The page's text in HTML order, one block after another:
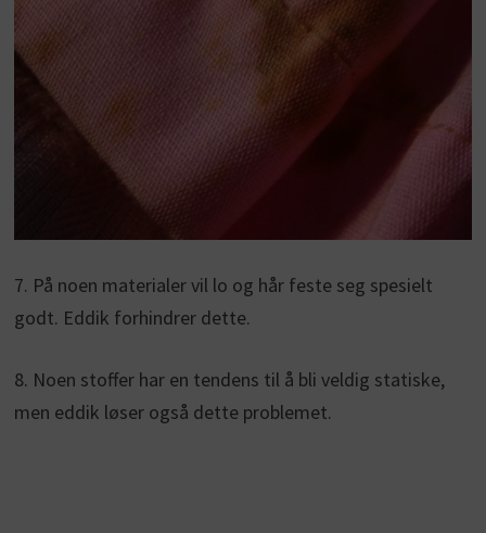
7. På noen materialer vil lo og hår feste seg spesielt
godt. Eddik forhindrer dette.
8. Noen stoffer har en tendens til å bli veldig statiske,
men eddik løser også dette problemet.